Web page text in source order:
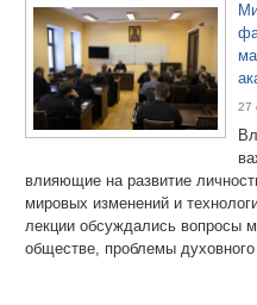
27
влияющие на развитие
мировых изменений и
лекции обсуждались вопросы
обществе, проблемы